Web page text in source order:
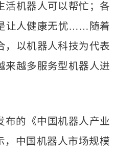
活机器人可以帮忙；各
让人健康无忧……随着
，以机器人科技为代表
来越多服务型机器人进
布的《中国机器人产业
，中国机器人市场规模